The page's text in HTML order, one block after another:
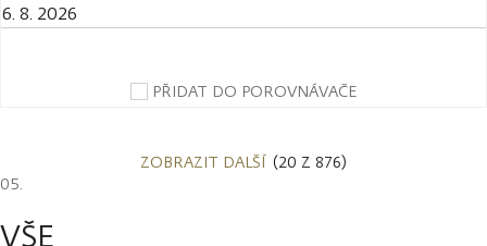
6. 8. 2026
PŘIDAT DO POROVNÁVAČE
ZOBRAZIT DALŠÍ (20 Z 876)
VŠE